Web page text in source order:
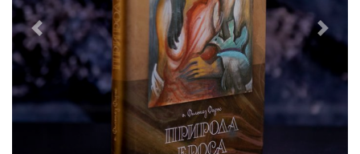
15. ЈАНУАР 2011. ВЕСТИ
Eпископ Атанасије: Артемијева секта -
парасинагога=парацрква
7. ОКТОБАР 2012. ВЕСТИ
Eпископ Западноамерички Г. Максим у посети
Призрену